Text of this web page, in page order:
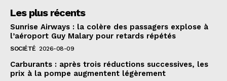
Les plus récents
Sunrise Airways : la colère des passagers explose à
l’aéroport Guy Malary pour retards répétés
SOCIÉTÉ 2026-08-09
Carburants : après trois réductions successives, les
prix à la pompe augmentent légèrement